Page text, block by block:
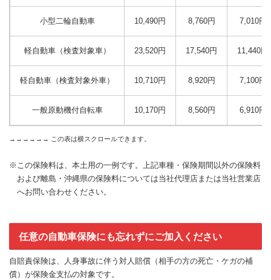
小型二輪自動車 10,490円 8,760円 7,010円
軽自動車（検査対象車） 23,520円 17,540円 11,440円
軽自動車（検査対象外車） 10,710円 8,920円 7,100円
一般原動機付自転車 10,170円 8,560円 6,910円
※この保険料は、本土用の一例です。上記車種・保険期間以外の保険料
および離島・沖縄県の保険料については当社代理店または当社営業店
へお問い合わせください。
任意の自動車保険にも忘れずにご加入ください
自賠責保険は、人身事故に伴う対人賠償（相手の方の死亡・ケガの補
償）が保険金支払の対象です。